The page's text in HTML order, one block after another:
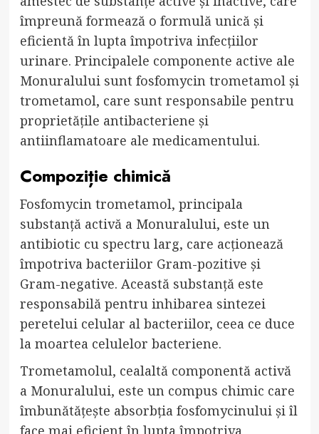
împreună formează o formulă unică și
eficientă în lupta împotriva infecțiilor
urinare. Principalele componente active ale
Monuralului sunt fosfomycin trometamol și
trometamol, care sunt responsabile pentru
proprietățile antibacteriene și
antiinflamatoare ale medicamentului.
Compoziție chimică
Fosfomycin trometamol, principala
substanță activă a Monuralului, este un
antibiotic cu spectru larg, care acționează
împotriva bacteriilor Gram-pozitive și
Gram-negative. Această substanță este
responsabilă pentru inhibarea sintezei
peretelui celular al bacteriilor, ceea ce duce
la moartea celulelor bacteriene.
Trometamolul, cealaltă componentă activă
a Monuralului, este un compus chimic care
îmbunătățește absorbția fosfomycinului și îl
face mai eficient în lupta împotriva